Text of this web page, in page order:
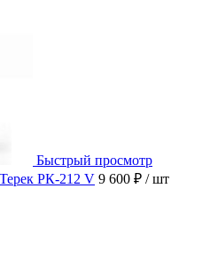
Быстрый просмотр
РК-212 V 9 600 ₽ / шт